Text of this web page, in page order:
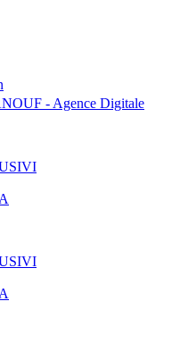
- Agence Digitale